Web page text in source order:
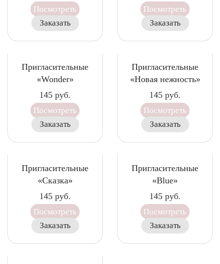
Посмотреть
Заказать
Посмотреть
Заказать
Пригласительные
«Wonder»
145 руб.
Посмотреть
Заказать
Пригласительные
«Новая нежность»
145 руб.
Посмотреть
Заказать
Пригласительные
«Сказка»
145 руб.
Посмотреть
Заказать
Пригласительные
«Blue»
145 руб.
Посмотреть
Заказать